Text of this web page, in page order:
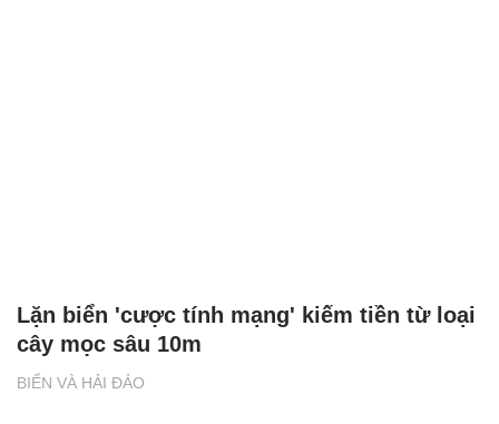
BIỂN VÀ HẢI ĐẢO
Lặn biển 'cược tính mạng' kiếm tiền từ loại
cây mọc sâu 10m